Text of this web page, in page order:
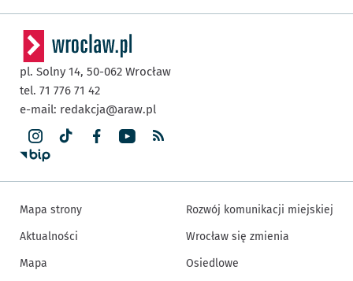
pl. Solny 14, 50-062 Wrocław
tel. 71 776 71 42
e-mail: redakcja@araw.pl
Mapa strony
Aktualności
Mapa
Rozwój komunikacji miejskiej
Wrocław się zmienia
Osiedlowe